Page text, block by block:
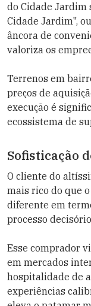
do Cidade Jardim
Cidade Jardim",
âncora de
valoriza os
Terrenos em
preços de
execução é
ecossistema de
Sofisticação
O cliente do
mais rico do que
diferente em
processo
Esse comprador
em mercados
hospitalidade de
experiências